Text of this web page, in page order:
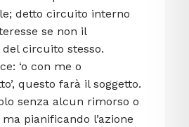
detto circuito interno
se non il
circuito stesso.
‘o con me o
questo farà il soggetto.
senza alcun rimorso o
pianificando l’azione